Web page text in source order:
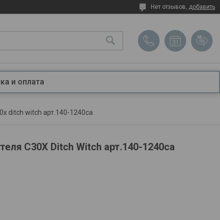
Нет отзывов, добавить
и оплата
ditch witch арт.140-1240са
С30Х Ditch Witch арт.140-1240са